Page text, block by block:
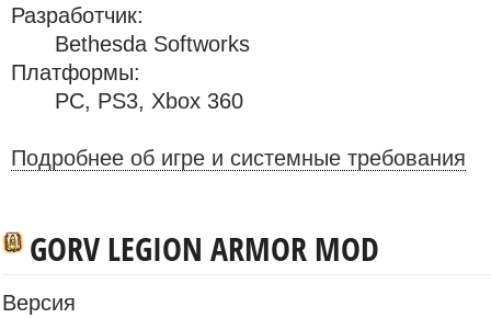
Разработчик:
Bethesda Softworks
Платформы:
PC, PS3, Xbox 360
Подробнее об игре и системные требования
GORV LEGION ARMOR MOD
Версия